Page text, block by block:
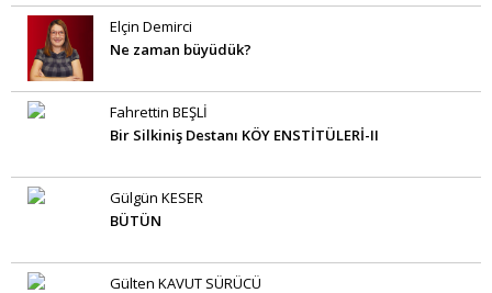
Elçin Demirci
Ne zaman büyüdük?
Fahrettin BEŞLİ
Bir Silkiniş Destanı KÖY ENSTİTÜLERİ-II
Gülgün KESER
BÜTÜN
Gülten KAVUT SÜRÜCÜ